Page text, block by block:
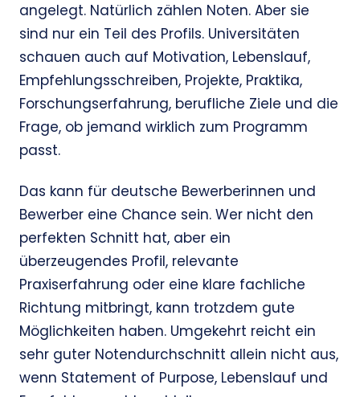
angelegt. Natürlich zählen Noten. Aber sie
sind nur ein Teil des Profils. Universitäten
schauen auch auf Motivation, Lebenslauf,
Empfehlungsschreiben, Projekte, Praktika,
Forschungserfahrung, berufliche Ziele und die
Frage, ob jemand wirklich zum Programm
passt.
Das kann für deutsche Bewerberinnen und
Bewerber eine Chance sein. Wer nicht den
perfekten Schnitt hat, aber ein
überzeugendes Profil, relevante
Praxiserfahrung oder eine klare fachliche
Richtung mitbringt, kann trotzdem gute
Möglichkeiten haben. Umgekehrt reicht ein
sehr guter Notendurchschnitt allein nicht aus,
wenn Statement of Purpose, Lebenslauf und